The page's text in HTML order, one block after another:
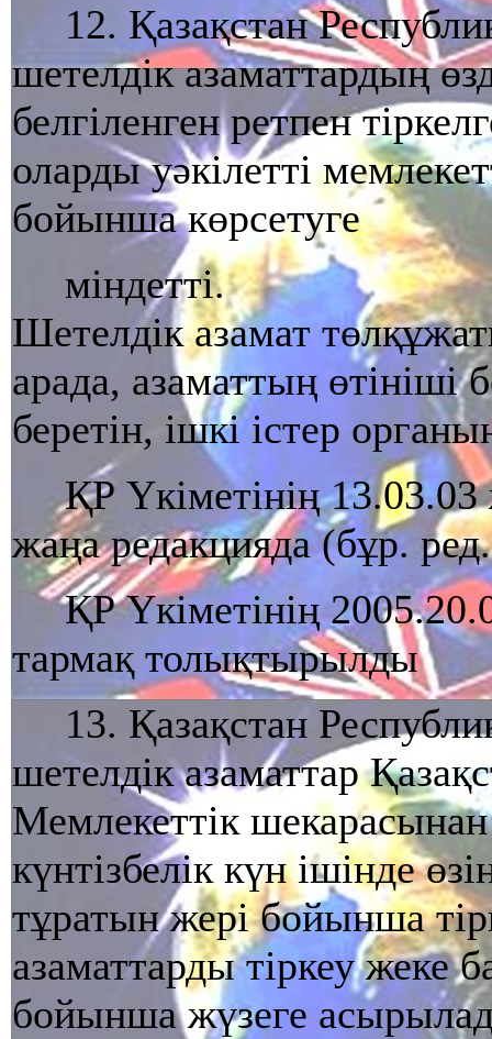
12. Қазақстан
шетелдiк азаматтардың
белгiленген ретпен
оларды уәкiлеттi
бойынша көрсетуге
мiндеттi.
Шетелдiк азамат
арада, азаматтың өтiнiшi
беретiн, iшкi iстер
ҚР Үкіметінің
жаңа редакцияда (бұр.
ҚР Үкіметінің
тармақ толықтырылды
13. Қазақстан
шетелдiк азаматтар
Мемлекеттiк шекарасынан
күнтiзбелiк күн iшiнде
тұратын жерi бойынша
азаматтарды тiркеу жеке
бойынша жүзеге